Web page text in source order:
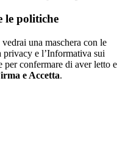
le politiche
una maschera con le
e l’Informativa sui
per confermare di aver letto e
e Accetta.